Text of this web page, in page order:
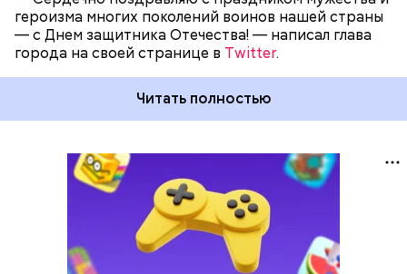
героизма многих поколений воинов нашей страны
— с Днем защитника Отечества! — написал глава
города на своей странице в Twitter.
Читать полностью